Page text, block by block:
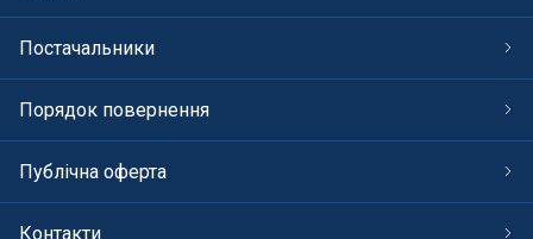
Постачальники
Порядок повернення
Публічна оферта
Контакти